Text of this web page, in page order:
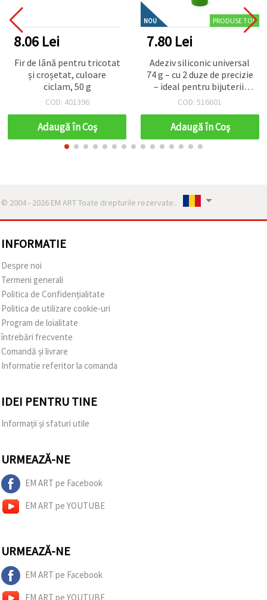
8.06 Lei
Fir de lână pentru tricotat
și croșetat, culoare
ciclam, 50 g
COD: 401396
Adaugă în Coş
NOU PRODUSE TOP
7.80 Lei
Adeziv siliconic universal
74 g – cu 2 duze de precizie
– ideal pentru bijuterii,
handmade, hobby &
COD: 516601
Adaugă în Coş
© 2004 - 2026 EM ART Toate drepturile rezervate..
INFORMATIE
Despre noi
Termeni generali
Politica de Confidențialitate
Politica de utilizare cookie-uri
Program de loialitate
întrebări frecvente
Comandă și livrare
Informatie referitor la comanda
IDEI PENTRU TINE
Informații și sfaturi utile
URMEAZĂ-NE
EM ART pe Facebook
EM ART pe YOUTUBE
URMEAZĂ-NE
EM ART pe Facebook
EM ART pe YOUTUBE